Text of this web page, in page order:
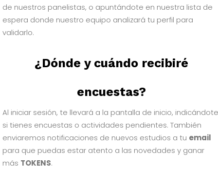
de nuestros panelistas, o apuntándote en nuestra lista de
espera donde nuestro equipo analizará tu perfil para
validarlo.
¿Dónde y cuándo recibiré
encuestas?
Al iniciar sesión, te llevará a la pantalla de inicio, indicándote
si tienes encuestas o actividades pendientes. También
enviaremos notificaciones de nuevos estudios a tu email
para que puedas estar atento a las novedades y ganar
más TOKENS.